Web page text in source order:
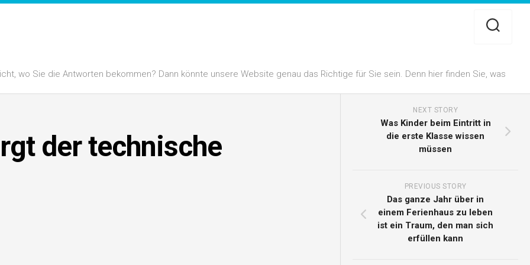
wo Sie die Antworten bekommen? Dann könnte unsere Website genau das Richtige für Sie sein. Denn hier finden Sie, was
der technische
NEXT STORY
Was Kinder beim Eintritt in
die erste Klasse wissen
müssen
PREVIOUS STORY
Das ganze Jahr über in
einem Ferienhaus zu leben
ist ein Traum, den man sich
erfüllen kann